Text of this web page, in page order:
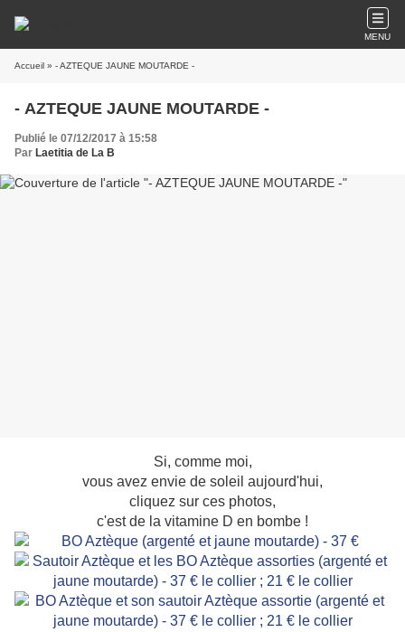
MENU
Accueil » - AZTEQUE JAUNE MOUTARDE -
- AZTEQUE JAUNE MOUTARDE -
Publié le 07/12/2017 à 15:58
Par Laetitia de La B
Si, comme moi,
vous avez envie de soleil aujourd'hui,
cliquez sur ces photos,
c'est de la vitamine D en bombe !